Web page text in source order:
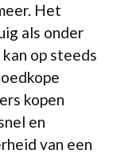
Het
als onder
op steeds
kopen
en
van een